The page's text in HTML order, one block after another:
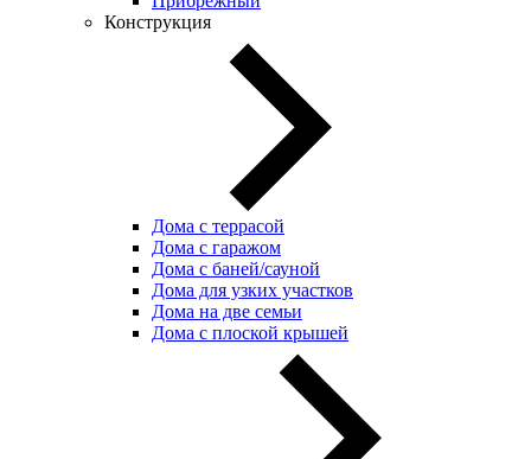
Конструкция
Дома с террасой
Дома с гаражом
Дома с баней/сауной
Дома для узких участков
Дома на две семьи
Дома с плоской крышей